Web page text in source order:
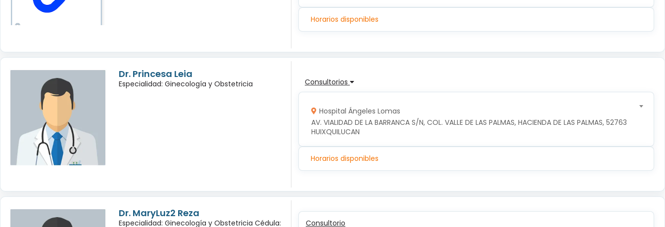
Horarios disponibles
Dr. Princesa Leia
Especialidad: Ginecología y Obstetricia Consultorios
Hospital Ángeles Lomas
AV. VIALIDAD DE LA BARRANCA S/N, COL. VALLE DE LAS PALMAS, HACIENDA DE LAS PALMAS, 52763
HUIXQUILUCAN
Horarios disponibles
Dr. MaryLuz2 Reza
Especialidad: Ginecología y Obstetricia Cédula: Consultorio